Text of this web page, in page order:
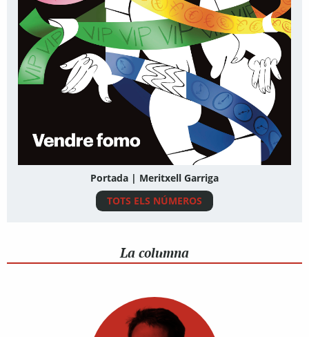
Portada | Meritxell Garriga
TOTS ELS NÚMEROS
La columna